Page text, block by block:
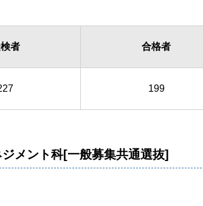
者 合格者
199
メント科[一般募集共通選抜]